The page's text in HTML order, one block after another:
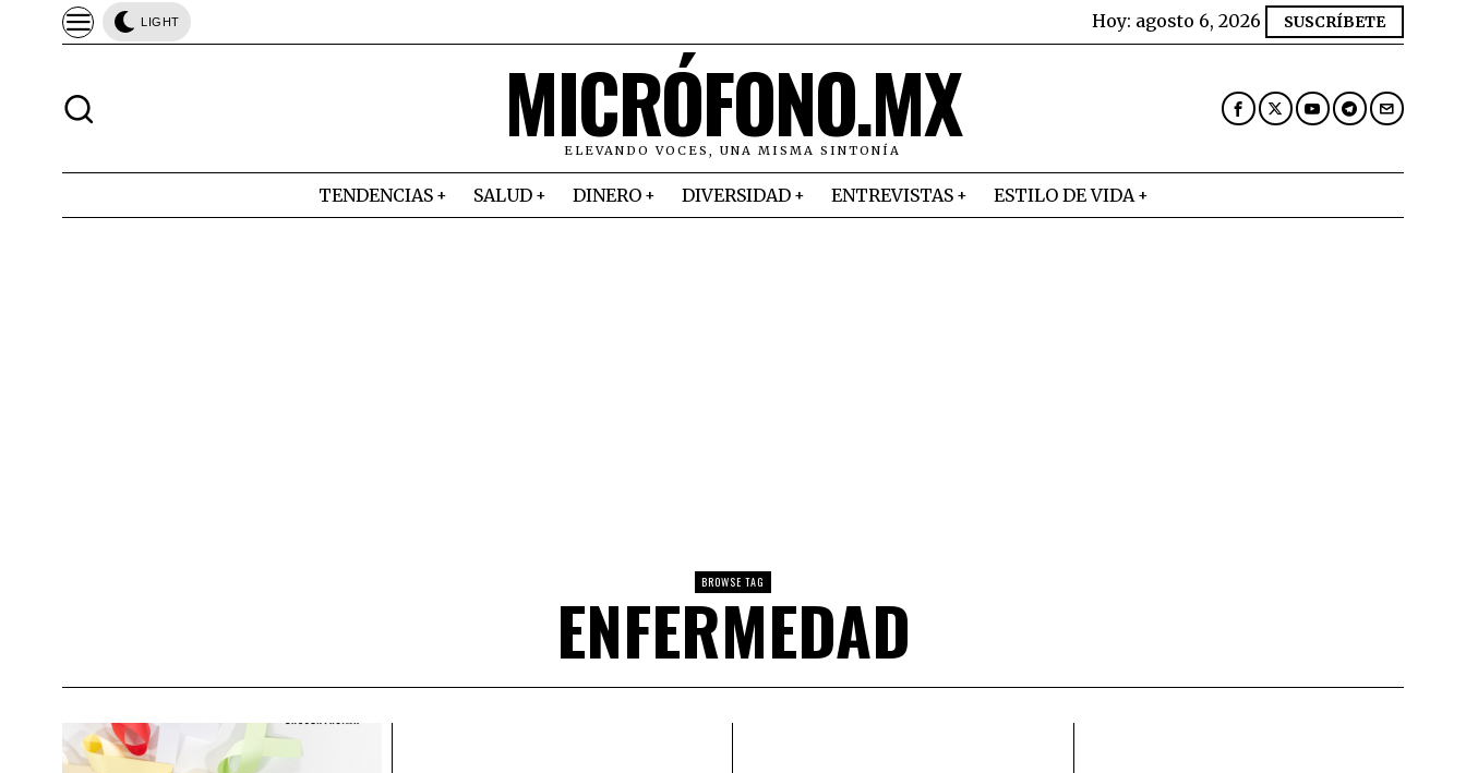
LIGHT Hoy: agosto 6, 2026 SUSCRÍBETE
MICRÓFONO.MX
ELEVANDO VOCES, UNA MISMA SINTONÍA
TENDENCIAS SALUD DINERO DIVERSIDAD ENTREVISTAS ESTILO DE VIDA
BROWSE TAG
ENFERMEDAD